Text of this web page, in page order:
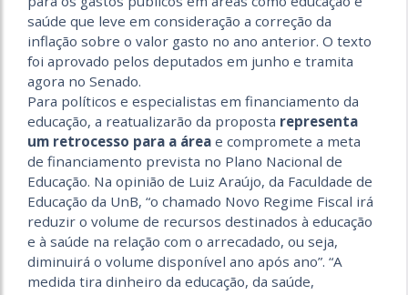
saúde que leve em consideração a correção da
inflação sobre o valor gasto no ano anterior. O texto
foi aprovado pelos deputados em junho e tramita
agora no Senado.
Para políticos e especialistas em financiamento da
educação, a reatualizarão da proposta representa
um retrocesso para a área e compromete a meta
de financiamento prevista no Plano Nacional de
Educação. Na opinião de Luiz Araújo, da Faculdade de
Educação da UnB, “o chamado Novo Regime Fiscal irá
reduzir o volume de recursos destinados à educação
e à saúde na relação com o arrecadado, ou seja,
diminuirá o volume disponível ano após ano”. “A
medida tira dinheiro da educação, da saúde,